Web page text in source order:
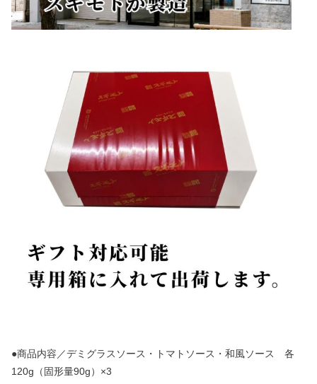
●商品内容／デミグラスソース・トマトソース・和風ソース 各
120g（固形量90g）×3